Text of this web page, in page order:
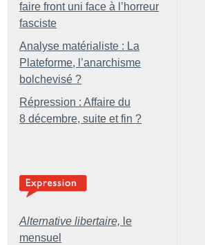
faire front uni face à l’horreur
fasciste
Analyse matérialiste : La
Plateforme, l’anarchisme
bolchevisé ?
Répression : Affaire du
8 décembre, suite et fin ?
Alternative libertaire, le
mensuel